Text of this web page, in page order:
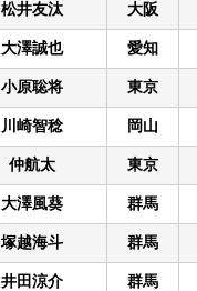
松井友汰 大阪
大澤誠也 愛知
小原聡将 東京
川崎智稔 岡山
仲航太 東京
大澤風葵 群馬
塚越海斗 群馬
井田涼介 群馬